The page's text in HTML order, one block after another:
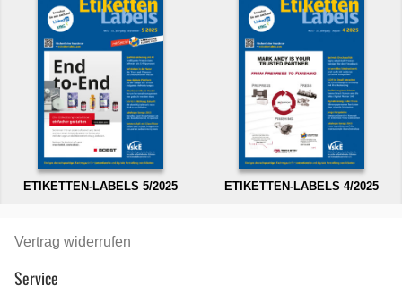
ETIKETTEN-LABELS 5/2025 ETIKETTEN-LABELS 4/2025
Vertrag widerrufen
Service